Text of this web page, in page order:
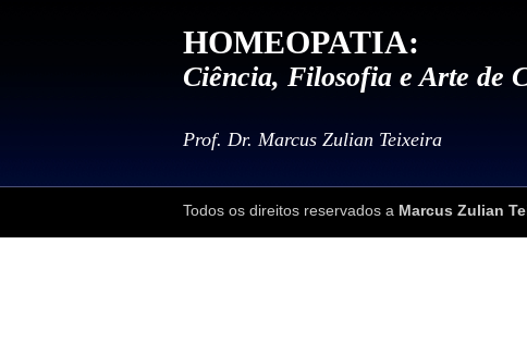
HOMEOPATIA:
Ciência, Filosofia e Arte de
Prof. Dr. Marcus Zulian Teixeira
Todos os direitos reservados a Marcus Zulian